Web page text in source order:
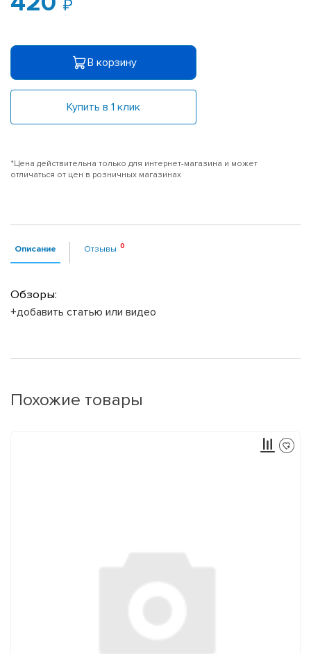
В корзину
Купить в 1 клик
*Цена действительна только для интернет-магазина и может
отличаться от цен в розничных магазинах
Описание Отзывы
Обзоры:
+добавить статью или видео
Похожие товары